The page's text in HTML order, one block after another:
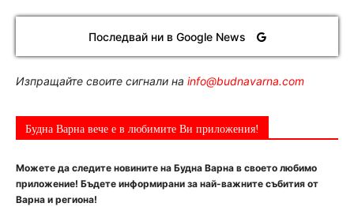
Последвай ни в Google News
Изпращайте своите сигнали на info@budnavarna.com
Будна Варна вече е в любимите Ви приложения!
Можете да следите новините на Будна Варна в своето любимо
приложение! Бъдете информирани за най-важните събития от
Варна и региона!